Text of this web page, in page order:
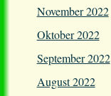
November 2022
Oktober 2022
September 2022
August 2022